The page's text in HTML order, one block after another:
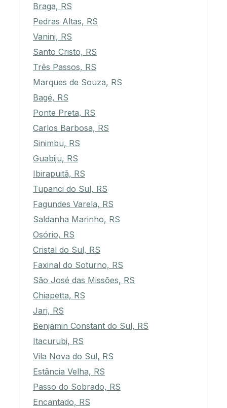
Braga, RS
Pedras Altas, RS
Vanini, RS
Santo Cristo, RS
Três Passos, RS
Marques de Souza, RS
Bagé, RS
Ponte Preta, RS
Carlos Barbosa, RS
Sinimbu, RS
Guabiju, RS
Ibirapuitã, RS
Tupanci do Sul, RS
Fagundes Varela, RS
Saldanha Marinho, RS
Osório, RS
Cristal do Sul, RS
Faxinal do Soturno, RS
São José das Missões, RS
Chiapetta, RS
Jari, RS
Benjamin Constant do Sul, RS
Itacurubi, RS
Vila Nova do Sul, RS
Estância Velha, RS
Passo do Sobrado, RS
Encantado, RS